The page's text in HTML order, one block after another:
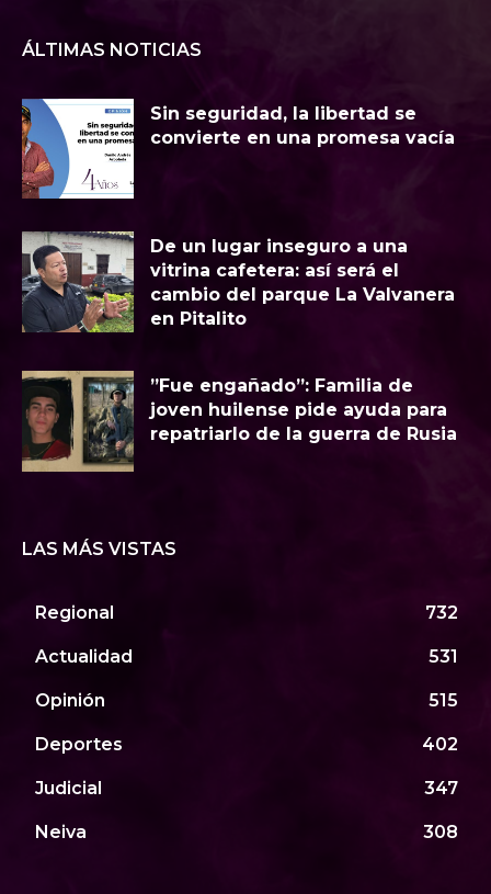
ÁLTIMAS NOTICIAS
Sin seguridad, la libertad se
convierte en una promesa vacía
​De un lugar inseguro a una
vitrina cafetera: así será el
cambio del parque La Valvanera
en Pitalito
​”Fue engañado”: Familia de
joven huilense pide ayuda para
repatriarlo de la guerra de Rusia
LAS MÁS VISTAS
Regional 732
Actualidad 531
Opinión 515
Deportes 402
Judicial 347
Neiva 308